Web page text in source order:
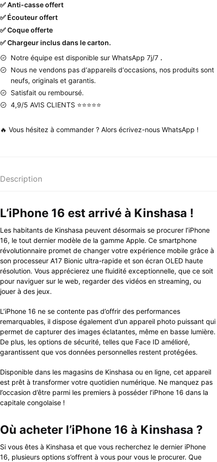
✅ Anti-casse offert
✅ Écouteur offert
✅ Coque offerte
✅ Chargeur inclus dans le carton.
Notre équipe est disponible sur WhatsApp 7j/7 .
Nous ne vendons pas d‘appareils d‘occasions, nos produits sont
neufs, originals et garantis.
Satisfait ou remboursé.
4,9/5 AVIS CLIENTS ⭐⭐⭐⭐⭐
🔥 Vous hésitez à commander ? Alors écrivez-nous WhatsApp !
Description
L’iPhone 16 est arrivé à Kinshasa !
Les habitants de Kinshasa peuvent désormais se procurer l’iPhone
16, le tout dernier modèle de la gamme Apple. Ce smartphone
révolutionnaire promet de changer votre expérience mobile grâce à
son processeur A17 Bionic ultra-rapide et son écran OLED haute
résolution. Vous apprécierez une fluidité exceptionnelle, que ce soit
pour naviguer sur le web, regarder des vidéos en streaming, ou
jouer à des jeux.
L’iPhone 16 ne se contente pas d’offrir des performances
remarquables, il dispose également d’un appareil photo puissant qui
permet de capturer des images éclatantes, même en basse lumière.
De plus, les options de sécurité, telles que Face ID amélioré,
garantissent que vos données personnelles restent protégées.
Disponible dans les magasins de Kinshasa ou en ligne, cet appareil
est prêt à transformer votre quotidien numérique. Ne manquez pas
l’occasion d’être parmi les premiers à posséder l’iPhone 16 dans la
capitale congolaise !
Où acheter l’iPhone 16 à Kinshasa ?
Si vous êtes à Kinshasa et que vous recherchez le dernier iPhone
16, plusieurs options s’offrent à vous pour vous le procurer. Que